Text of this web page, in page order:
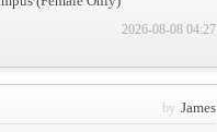
2026-08-08 04:27
James